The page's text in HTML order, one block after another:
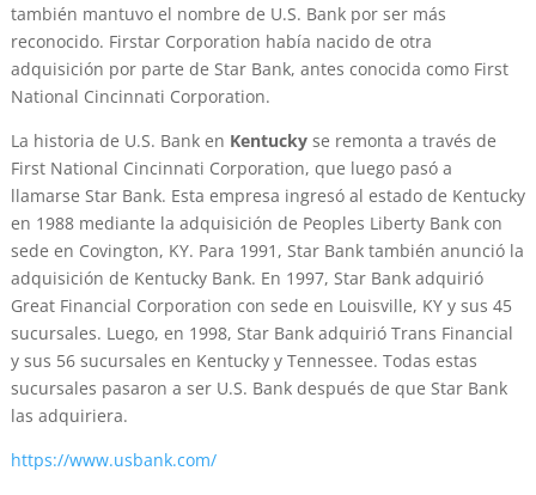
también mantuvo el nombre de U.S. Bank por ser más
reconocido. Firstar Corporation había nacido de otra
adquisición por parte de Star Bank, antes conocida como First
National Cincinnati Corporation.
La historia de U.S. Bank en Kentuckyse remonta a través de
First National Cincinnati Corporation, que luego pasó a
llamarse Star Bank. Esta empresa ingresó al estado de Kentucky
en 1988 mediante la adquisición de Peoples Liberty Bank con
sede en Covington, KY. Para 1991, Star Bank también anunció la
adquisición de Kentucky Bank. En 1997, Star Bank adquirió
Great Financial Corporation con sede en Louisville, KY y sus 45
sucursales. Luego, en 1998, Star Bank adquirió Trans Financial
y sus 56 sucursales en Kentucky y Tennessee. Todas estas
sucursales pasaron a ser U.S. Bank después de que Star Bank
las adquiriera.
https://www.usbank.com/